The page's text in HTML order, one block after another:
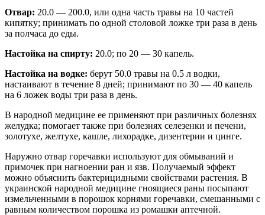
Отвар: 20.0 — 200.0, или одна часть травы на 10 частей
кипятку; принимать по одной столовой ложке три раза в день
за полчаса до еды.
Настойка на спирту: 20.0; по 20 — 30 капель.
Настойка на водке: берут 50.0 травы на 0.5 л водки,
настаивают в течение 8 дней; принимают по 30 — 40 капель
на 6 ложек воды три раза в день.
В народной медицине ее применяют при различных болезнях
желудка; помогает также при болезнях селезенки и печени,
золотухе, желтухе, кашле, лихорадке, дизентерии и цинге.
Наружно отвар горечавки используют для обмываний и
примочек при нагноении ран и язв. Получаемый эффект
можно объяснить бактерицидными свойствами растения. В
украинской народной медицине гноящиеся раны посыпают
измельченными в порошок корнями горечавки, смешанными с
равным количеством порошка из ромашки аптечной.